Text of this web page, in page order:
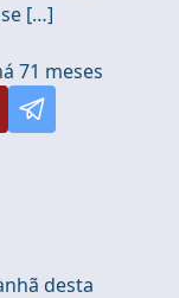
[…]
71 meses
desta